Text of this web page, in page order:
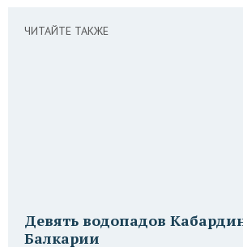
ЧИТАЙТЕ ТАКЖЕ
Девять водопадов
Балкарии